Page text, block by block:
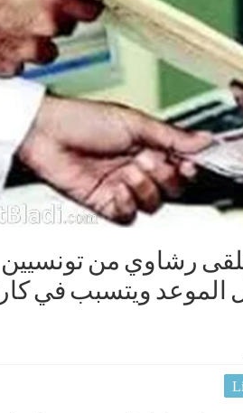
رشاوي من تونسيين
الموعد ويتسبب في